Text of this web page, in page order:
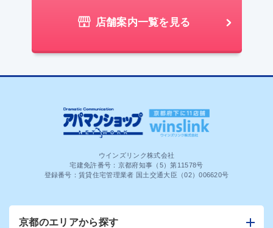
店舗案内一覧を見る
ウインズリンク株式会社
宅建免許番号：京都府知事（5）第11578号
登録番号：賃貸住宅管理業者 国土交通大臣（02）006620号
京都のエリアから探す